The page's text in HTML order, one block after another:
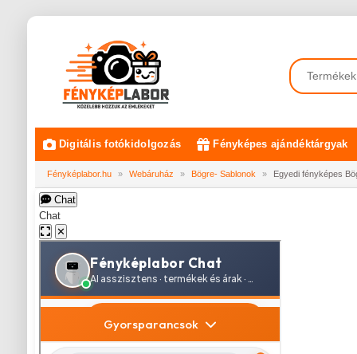
Digitális fotókidolgozás Fényképes ajándéktárgyak
Fényképlabor.hu » Webáruház » Bögre- Sablonok » Egyedi fényképes
Chat
Chat
✕